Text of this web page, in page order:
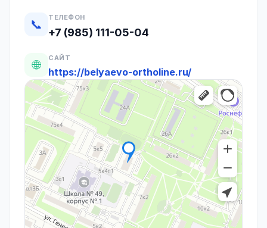
📞 ТЕЛЕФОН
+7 (985) 111-05-04
🌐 САЙТ
https://belyaevo-ortholine.ru/